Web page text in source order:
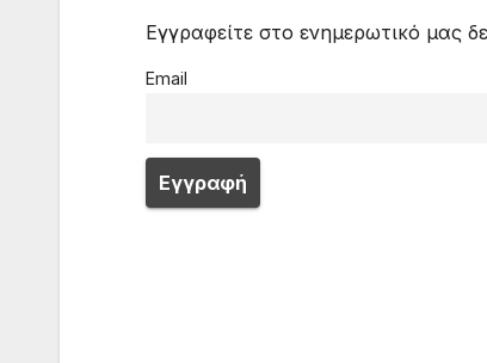
Εγγραφείτε στο ενημερωτικό μας
Email